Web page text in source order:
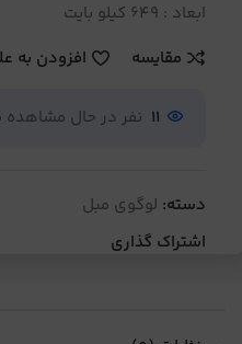
ابعاد : 649 کیلو بایت
مقایسه
افزودن به
11 نفر در حال
دسته: لوگوی مبل
اشتراک گذاری